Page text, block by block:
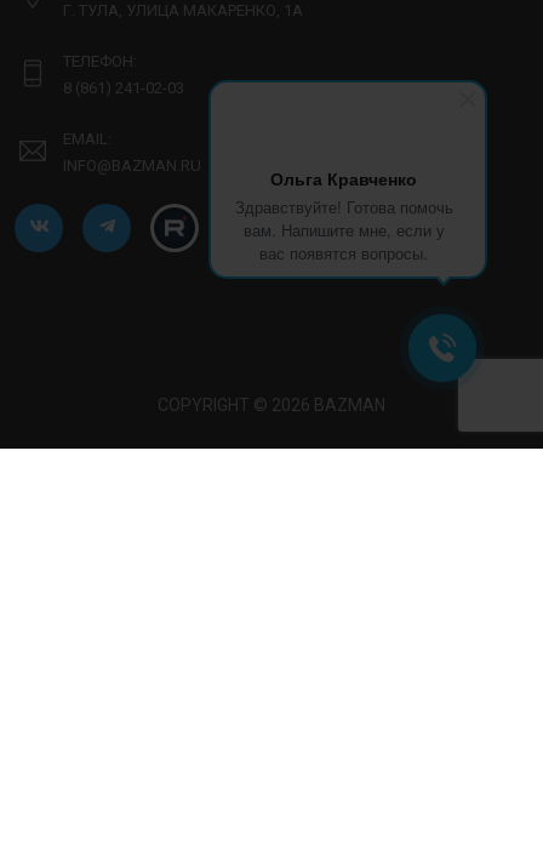
Ольга Кравченко
Здравствуйте! Готова помочь
вам. Напишите мне, если у
вас появятся вопросы.
Г. ТУЛА, УЛИЦА МАКАРЕНКО, 1А
ТЕЛЕФОН:
8 (861) 241-02-03
EMAIL:
INFO@BAZMAN.RU
COPYRIGHT © 2026 BAZMAN